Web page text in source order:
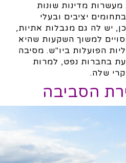
מדינות שונות
יציבים ובעלי
יש לה גם מגבלות אתיות,
למשוך השקעות שהיא
הפועלות ביו"ש. מסיבה
בחברות נפט, למרות
שלה.
הסביבה